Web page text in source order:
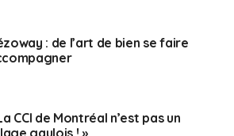
étudiant français du Cégep
campus à la
: de l’art de bien se faire
CCI de Montréal n’est pas un
gaulois ! »